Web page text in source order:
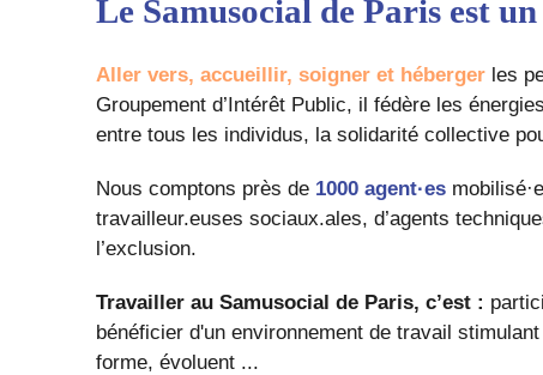
Le Samusocial de Paris est
Aller vers, accueillir, soigner et héberger les
Groupement d’Intérêt Public, il fédère les
entre tous les individus, la solidarité collective
Nous comptons près de 1000 agent·es
travailleur.euses sociaux.ales, d’agents
l’exclusion.
Travailler au Samusocial de Paris, c’est :
bénéficier d'un environnement de travail
forme, évoluent ...